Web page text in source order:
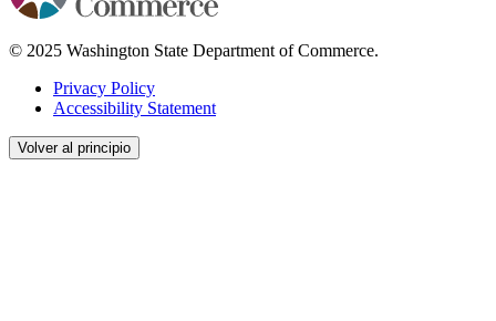
© 2025 Washington State Department of Commerce.
Privacy Policy
Accessibility Statement
Volver al principio